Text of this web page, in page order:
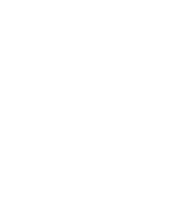
para a
os